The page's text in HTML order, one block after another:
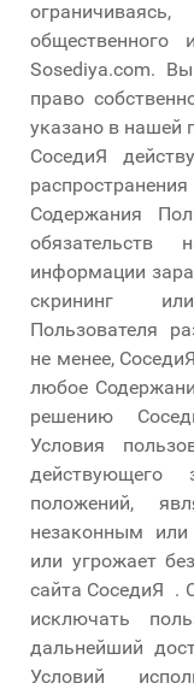
общественного
Sosediya.com.
право
указано в нашей
СоседиЯ
Содержания
информации
скрининг
Пользователя
не менее,
любое
решению
Условия
действующего
положений,
незаконным
или угрожает
сайта СоседиЯ .
исключать
дальнейший
Условий